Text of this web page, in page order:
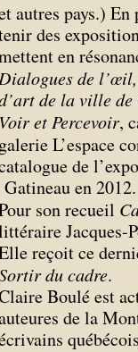
autres pays.)
des
en
Dialogues de
de la ville
Voir et Percevoir,
galerie L’espace
de
Gatineau en 2012.
son recueil
reçoit ce
du cadre.
Boulé est
de la